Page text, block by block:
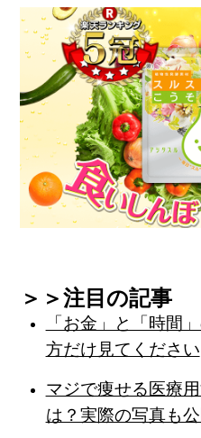
＞＞注目の記事
「お金」と「時間
方だけ見てください
マジで痩せる医療
は？実際の写真も